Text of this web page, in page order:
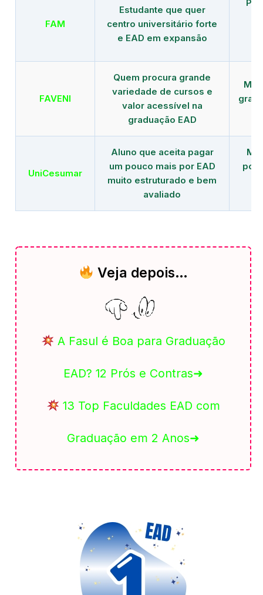
FAM
Estudante que quer
centro universitário forte
e EAD em expansão
FAVENI
Quem procura grande
variedade de cursos e
valor acessível na
graduação EAD
UniCesumar
Aluno que aceita pagar
um pouco mais por EAD
muito estruturado e bem
avaliado
Veja depois…
A Fasul é Boa para Graduação
EAD? 12 Prós e Contras➜
13 Top Faculdades EAD com
Graduação em 2 Anos➜